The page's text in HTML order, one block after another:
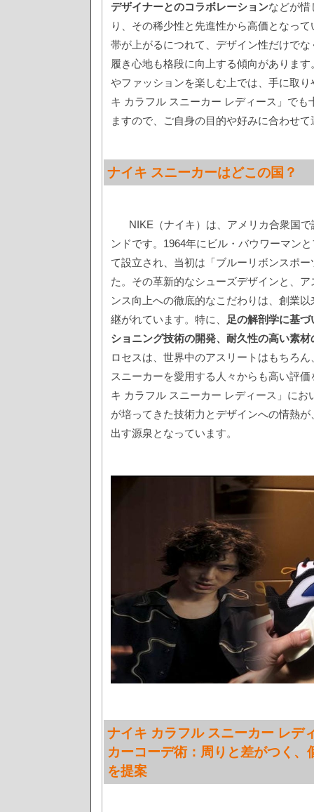
デザイナーとのコラボレーションなどが惜
り、その稀少性と先進性から高価となっ
帯が上がるにつれて、デザイン性だけで
履き心地も格段に向上する傾向がありま
やファッションを楽しむ上では、手に取
キ カラフル スニーカー レディース」でも
ますので、ご自身の目的や好みに合わせ
ナイキ スニーカーはどこの国？
NIKE（ナイキ）は、アメリカ合衆国
ンドです。1964年にビル・バウワーマン
て設立され、当初は「ブルーリボンスポ
た。その革新的なシューズデザインと、
ンス向上への徹底的なこだわりは、創業
継がれています。特に、
足の解剖学に基
ショニング技術の開発、耐久性の高い素材
ロセスは、世界中のアスリートはもちろ
スニーカーを愛用する人々からも高い評
キ カラフル スニーカー レディース」にお
が培ってきた技術力とデザインへの情熱
出す源泉となっています。
ナイキ カラフル スニーカー レデ
カーコーデ術：周りと差がつく、
を提案